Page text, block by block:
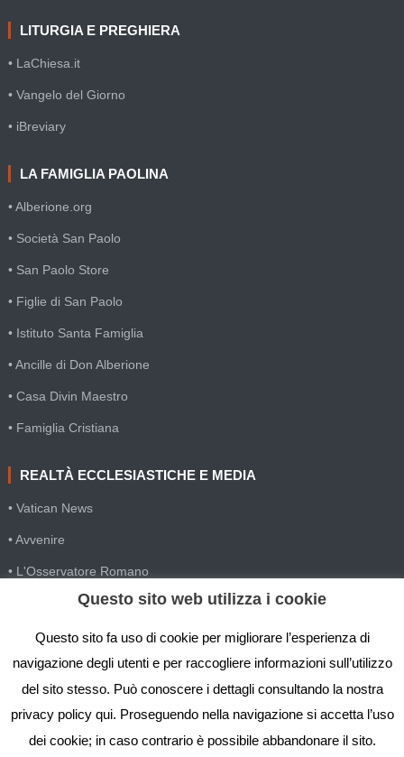
LITURGIA E PREGHIERA
• LaChiesa.it
• Vangelo del Giorno
• iBreviary
LA FAMIGLIA PAOLINA
• Alberione.org
• Società San Paolo
• San Paolo Store
• Figlie di San Paolo
• Istituto Santa Famiglia
• Ancille di Don Alberione
• Casa Divin Maestro
• Famiglia Cristiana
REALTÀ ECCLESIASTICHE E MEDIA
• Vatican News
• Avvenire
• L'Osservatore Romano
• SIR Agenzia d'informazione
• Gesuiti Villapizzone
• Settimana della Comunicazione
• Festival Biblico
Questo sito web utilizza i cookie
Questo sito fa uso di cookie per migliorare l’esperienza di
navigazione degli utenti e per raccogliere informazioni sull’utilizzo
del sito stesso. Può conoscere i dettagli consultando la nostra
privacy policy qui. Proseguendo nella navigazione si accetta l’uso
dei cookie; in caso contrario è possibile abbandonare il sito.